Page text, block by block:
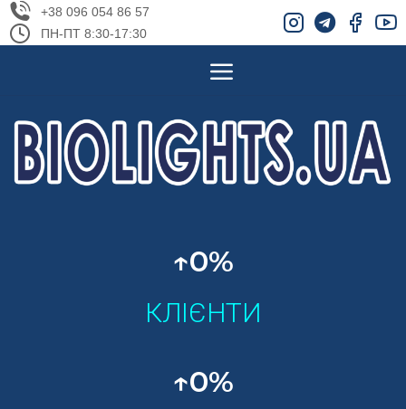
+38 096 054 86 57
ПН-ПТ 8:30-17:30
↑0%
КЛІЄНТИ
↑0%